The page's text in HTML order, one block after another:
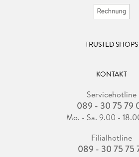
TRUSTED SHOPS
KONTAKT
Servicehotline
089 - 30 75 79
Mo. - Sa. 9.00 -
Filialhotline
089 - 30 75 75